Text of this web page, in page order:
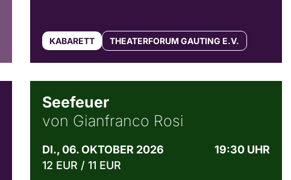
KABARETT THEATERFORUM GAUTING E.V.
Seefeuer
von Gianfranco Rosi
DI., 06. OKTOBER 2026
19:30 UHR
12 EUR / 11 EUR